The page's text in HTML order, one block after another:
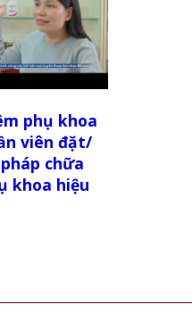
phụ khoa
viên đặt/
chữa
khoa hiệu